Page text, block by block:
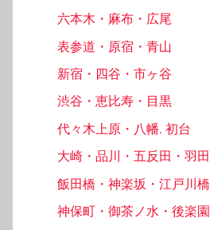
六本木・麻布・広尾
表参道・原宿・青山
新宿・四谷・市ヶ谷
渋谷・恵比寿・目黒
代々木上原・八幡, 初台
大崎・品川・五反田・羽田
飯田橋・神楽坂・江戸川橋
神保町・御茶ノ水・後楽園